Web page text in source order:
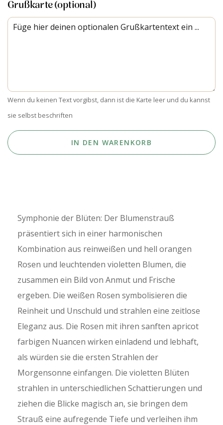
Grußkarte (optional)
Wenn du keinen Text vorgibst, dann ist die Karte leer und du kannst
sie selbst beschriften
IN DEN WARENKORB
Symphonie der Blüten: Der Blumenstrauß
präsentiert sich in einer harmonischen
Kombination aus reinweißen und hell orangen
Rosen und leuchtenden violetten Blumen, die
zusammen ein Bild von Anmut und Frische
ergeben. Die weißen Rosen symbolisieren die
Reinheit und Unschuld und strahlen eine zeitlose
Eleganz aus. Die Rosen mit ihren sanften apricot
farbigen Nuancen wirken einladend und lebhaft,
als würden sie die ersten Strahlen der
Morgensonne einfangen. Die violetten Blüten
strahlen in unterschiedlichen Schattierungen und
ziehen die Blicke magisch an, sie bringen dem
Strauß eine aufregende Tiefe und verleihen ihm